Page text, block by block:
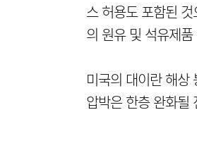
스 허용도 포함된
의 원유 및 석유제
미국의 대이란 해상
압박은 한층 완화될